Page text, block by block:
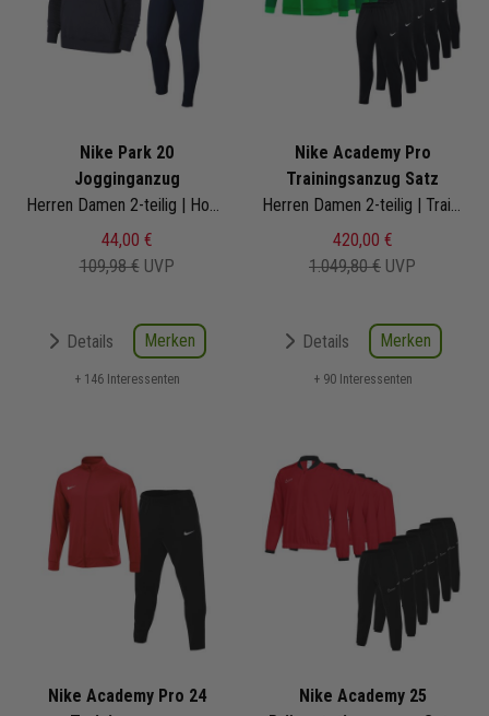
Nike Park 20
Jogginganzug
Herren Damen 2-teilig | Hoody Jogginghose
44,00 €
109,98 € UVP
Details Merken
+ 146 Interessenten
Nike Academy Pro
Trainingsanzug Satz
Herren Damen 2-teilig | Trainingsjacke Trainingshose
420,00 €
1.049,80 € UVP
Details Merken
+ 90 Interessenten
Nike Academy Pro 24
Nike Academy 25